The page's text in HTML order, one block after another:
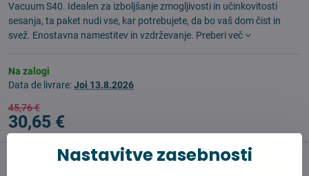
Vacuum S40. Idealen za izboljšanje zmogljivosti in učinkovitosti
sesanja, ta paket nudi vse, kar potrebujete, da bo vaš dom čist in
svež. Enostavna namestitev in vzdrževanje. Preberi več
Na zalogi
Data de livrare:Joi 13.8.2026
45,76 €
30,65 €
Nastavitve zasebnosti